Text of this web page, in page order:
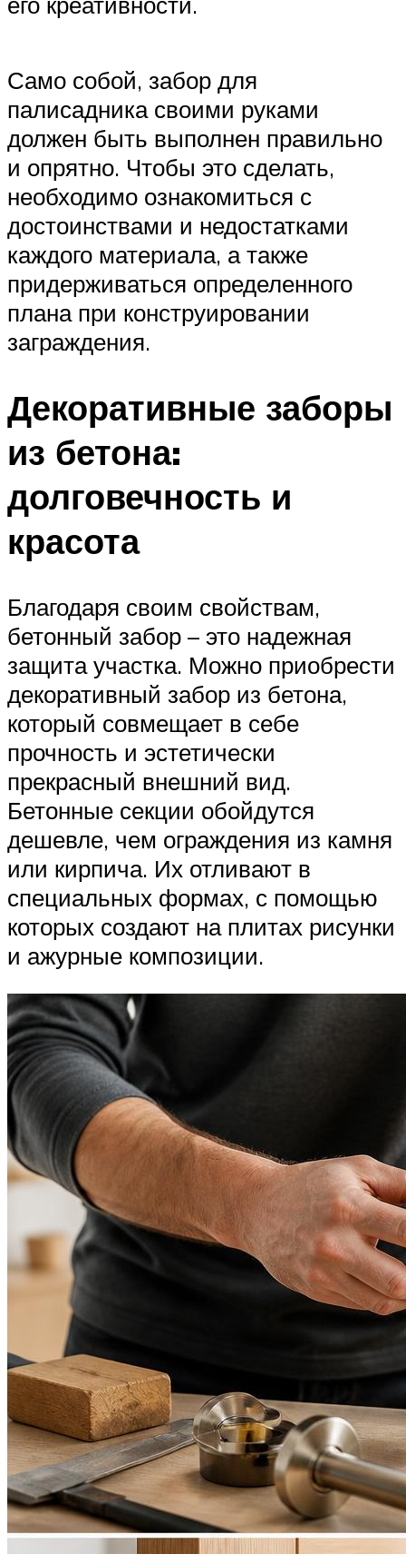
Само собой, забор для
палисадника своими руками
должен быть выполнен правильно
и опрятно. Чтобы это сделать,
необходимо ознакомиться с
достоинствами и недостатками
каждого материала, а также
придерживаться определенного
плана при конструировании
заграждения.
Декоративные заборы
из бетона:
долговечность и
красота
Благодаря своим свойствам,
бетонный забор – это надежная
защита участка. Можно приобрести
декоративный забор из бетона,
который совмещает в себе
прочность и эстетически
прекрасный внешний вид.
Бетонные секции обойдутся
дешевле, чем ограждения из камня
или кирпича. Их отливают в
специальных формах, с помощью
которых создают на плитах рисунки
и ажурные композиции.